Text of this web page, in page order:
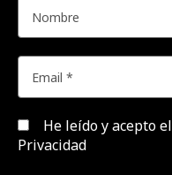
He leído y acepto el
Privacidad